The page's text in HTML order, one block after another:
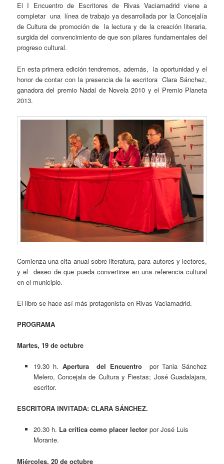
El I Encuentro de Escritores de Rivas Vaciamadrid viene a
completar una línea de trabajo ya desarrollada por la Concejalía
de Cultura de promoción de la lectura y de la creación literaria,
surgida del convencimiento de que son pilares fundamentales del
progreso cultural.
En esta primera edición tendremos, además, la oportunidad y el
honor de contar con la presencia de la escritora Clara Sánchez,
ganadora del premio Nadal de Novela 2010 y el Premio Planeta
2013.
Comienza una cita anual sobre literatura, para autores y lectores,
y el deseo de que pueda convertirse en una referencia cultural
en el municipio.
El libro se hace así más protagonista en Rivas Vaciamadrid.
PROGRAMA
Martes, 19 de octubre
19.30 h. Apertura del Encuentro por Tania Sánchez
Melero, Concejala de Cultura y Fiestas; José Guadalajara,
escritor.
ESCRITORA INVITADA: CLARA SÁNCHEZ.
20.30 h. La crítica como placer lectorpor José Luis
Morante.
Miércoles, 20 de octubre